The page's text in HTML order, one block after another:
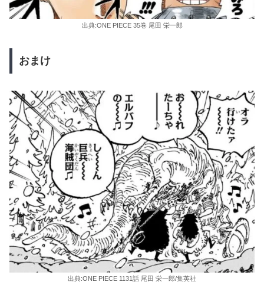
出典:ONE PIECE 35巻 尾田 栄一郎
おまけ
出典:ONE PIECE 1131話 尾田 栄一郎/集英社